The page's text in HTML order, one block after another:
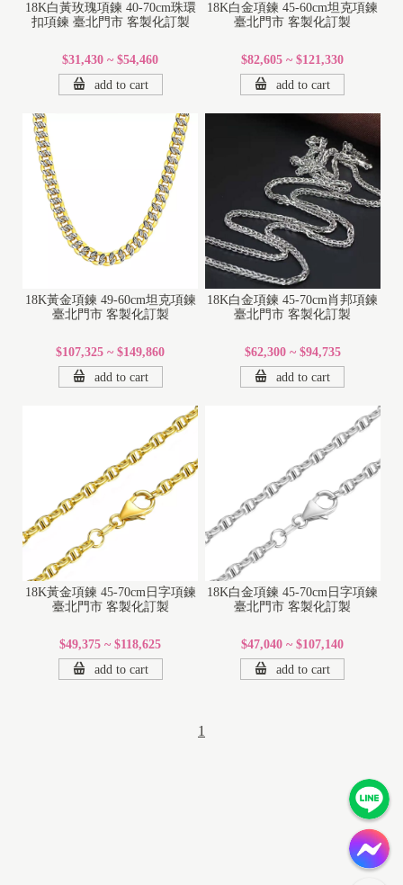
18K白黃玫瑰項鍊 40-70cm珠環
扣項鍊 臺北門市 客製化訂製
$31,430 ~ $54,460
add to cart
18K白金項鍊 45-60cm坦克項鍊
臺北門市 客製化訂製
$82,605 ~ $121,330
add to cart
18K黃金項鍊 49-60cm坦克項鍊
臺北門市 客製化訂製
$107,325 ~ $149,860
add to cart
18K白金項鍊 45-70cm肖邦項鍊
臺北門市 客製化訂製
$62,300 ~ $94,735
add to cart
18K黃金項鍊 45-70cm日字項鍊
臺北門市 客製化訂製
$49,375 ~ $118,625
add to cart
18K白金項鍊 45-70cm日字項鍊
臺北門市 客製化訂製
$47,040 ~ $107,140
add to cart
1